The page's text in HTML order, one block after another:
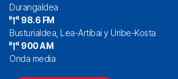
Durangaldea
98.6 FM
Busturialdea, Lea-Artibai y Uribe-Kosta
900 AM
Onda media